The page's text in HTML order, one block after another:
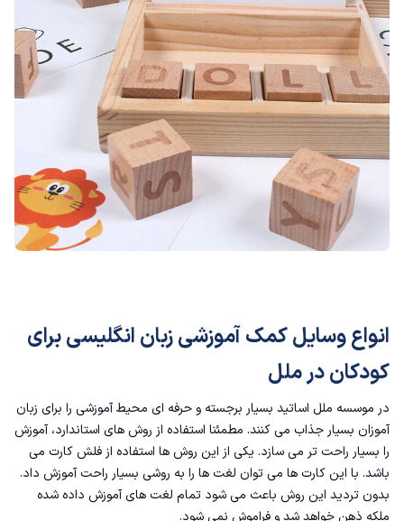
انواع وسایل کمک آموزشی زبان انگلیسی برای
کودکان در ملل
در موسسه ملل اساتید بسیار برجسته و حرفه ای محیط آموزشی را برای زبان
آموزان بسیار جذاب می کنند. مطمئنا استفاده از روش های استاندارد، آموزش
را بسیار راحت تر می سازد. یکی از این روش ها استفاده از فلش کارت می
باشد. با این کارت ها می توان لغت ها را به روشی بسیار راحت آموزش داد.
بدون تردید این روش باعث می شود تمام لغت های آموزش داده شده